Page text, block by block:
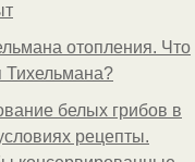
отопления. Что
Тихельмана?
белых грибов в
рецепты.